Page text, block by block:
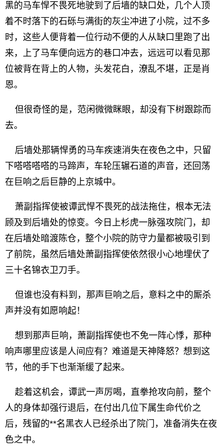
黑的马车悍不畏死地驶到了后墙的缺口处，几个人顶
着不时落下的石砾与满街的灰尘冲进了小院，过不多
时，这些人便背着一位行动不便的人从缺口里跑了出
来，上了马车便向远方的巷口冲去，远远可以看见那
位被背在背上的人物，头发花白，潦乱不堪，正是肖
恩。
但很奇怪的是，范闲微微眯眼，却没有下树跟踪而
去。
后墙处那辆悍勇的马车疾速消失在夜色之中，只留
下嗒嗒嗒嗒的马蹄声，车轮压辗石道的声音，还回荡
在巨响之后巨静的上京城中。
萧副指挥使被谭武悍不畏死的战法拖住，根本无法
顾及到后墙处的惊变。今日上杉虎一脉强攻院门，却
在后墙处暗渡陈仓，整个小院的防守力量都被吸引到
了前院，虽然后墙处萧副指挥使依然很小心地埋伏了
三十名锦衣卫刀手。
但谁也没有料到，那声巨响之后，意料之中的厮杀
声并没有如愿响起！
想到那声巨响，萧副指挥使也不免一阵心悸，那种
响声哪里应该是人间应有？难道是天神降怒？想到这
节，他的手下也渐渐缓了起来。
趁着这机会，谭武一声厉喝，直拳抢攻向前，整个
人的身体却强行退后，在付出几位下属生命代价之
后，残留的**名黑衣人已经杀出了院门，准备消失在夜
色之中。